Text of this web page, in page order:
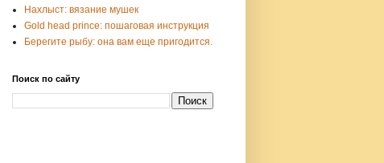
Нахлыст: вязание мушек
Gold head prince: пошаговая инструкция
Берегите рыбу: она вам еще пригодится.
Поиск по сайту